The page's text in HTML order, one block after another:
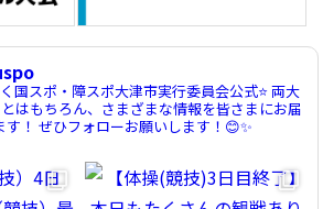
国スポ・障スポ大津市実行委員会公式⭐️両大
はもちろん、さまざまな情報を皆さまにお届
す！ ぜひフォローお願いします！😊✨